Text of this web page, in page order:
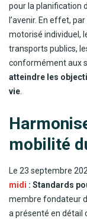
pour la planification
l’avenir. En effet,
motorisé individuel,
transports publics,
conformément aux
atteindre les
vie
mobilité
Le 23 septembre
midi : Standards
membre fondateur
a présenté en détail